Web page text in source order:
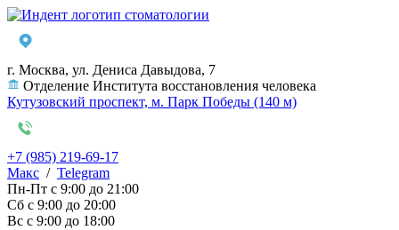
г. Москва, ул. Дениса Давыдова, 7
Отделение Института восстановления человека
Кутузовский проспект, м. Парк Победы (140 м)
+7 (985) 219-69-17
Макс / Telegram
Пн-Пт с 9:00 до 21:00
Сб с 9:00 до 20:00
Вс с 9:00 до 18:00